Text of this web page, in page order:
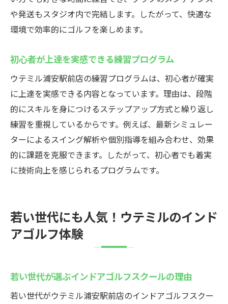
や発送もスタジオ内で完結します。したがって、快適な
環境で効率的にゴルフを楽しめます。
初心者が上達を実感できる練習プログラム
ウテミル浦安駅前店の練習プログラムは、初心者が確実
に上達を実感できる内容となっています。理由は、段階
的にスキルを身につけるステップアップ方式と繰り返し
練習を重視しているからです。例えば、最新シミュレー
ターによるスイング解析や個別指導を組み合わせ、効果
的に課題を克服できます。したがって、初心者でも着実
に技術向上を感じられるプログラムです。
若い世代にも人気！ウテミルのインド
アゴルフ体験
若い世代が選ぶインドアゴルフスクールの理由
若い世代がウテミル浦安駅前店のインドアゴルフスクー